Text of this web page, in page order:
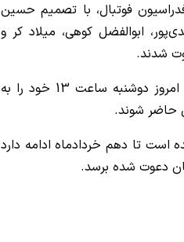
فوتبال، با تصمیم حسین
ابوالفضل کوهی، میلاد کر و
شدند.
چهار بازیکن جدید اردوی نخست این تیم باید امروز دوشنبه ساعت 13 خود را به
حاضر شوند.
ماه آغاز شده است تا دهم خردادماه ادامه دارد
دعوت شده برسد.